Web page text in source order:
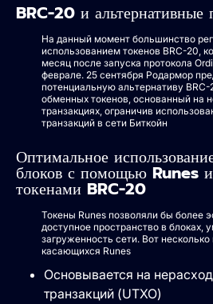
BRC-20 и альтернативные
На данный момент большинство
использованием токенов BRC-20,
месяц после запуска протокола
феврале. 25 сентября Родармор
потенциальную альтернативу
обменных токенов, основанный на
транзакциях, ограничив
транзакций в сети Биткойн
Оптимальное
блоков с помощью Runes
токенами BRC-20
Токены Runes позволяли бы более
доступное пространство в блоках,
загруженность сети. Вот
касающихся Runes
Основывается на
транзакций (UTXO)